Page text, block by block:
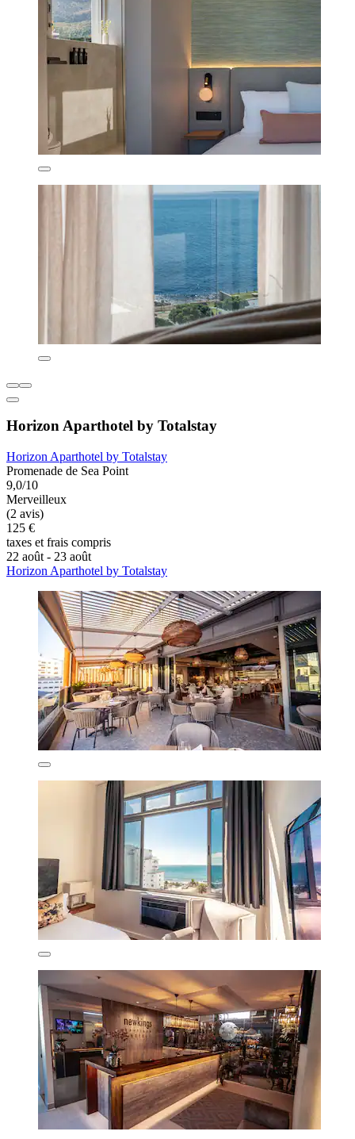
Horizon Aparthotel by Totalstay
Horizon Aparthotel by Totalstay
Promenade de Sea Point
9,0/10
Merveilleux
(2 avis)
125 €
taxes et frais compris
22 août - 23 août
Horizon Aparthotel by Totalstay